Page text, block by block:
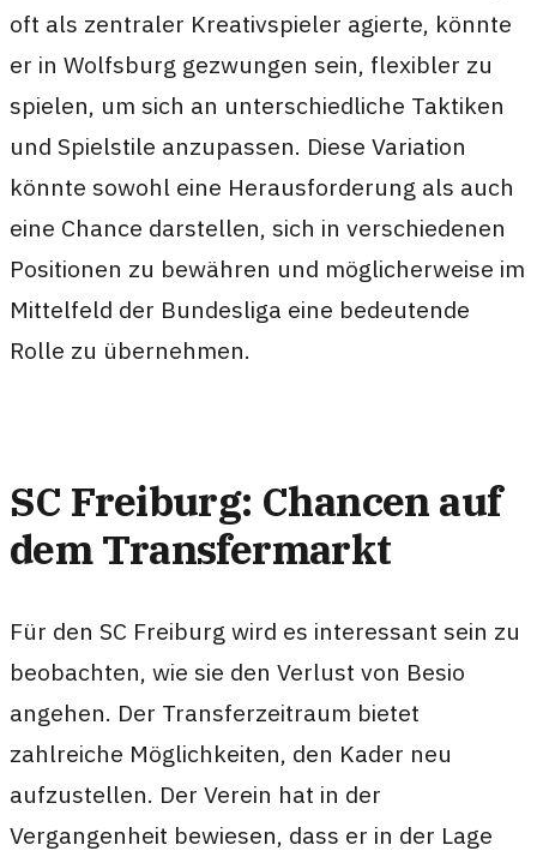
oft als zentraler Kreativspieler agierte, könnte
er in Wolfsburg gezwungen sein, flexibler zu
spielen, um sich an unterschiedliche Taktiken
und Spielstile anzupassen. Diese Variation
könnte sowohl eine Herausforderung als auch
eine Chance darstellen, sich in verschiedenen
Positionen zu bewähren und möglicherweise im
Mittelfeld der Bundesliga eine bedeutende
Rolle zu übernehmen.
SC Freiburg: Chancen auf
dem Transfermarkt
Für den SC Freiburg wird es interessant sein zu
beobachten, wie sie den Verlust von Besio
angehen. Der Transferzeitraum bietet
zahlreiche Möglichkeiten, den Kader neu
aufzustellen. Der Verein hat in der
Vergangenheit bewiesen, dass er in der Lage